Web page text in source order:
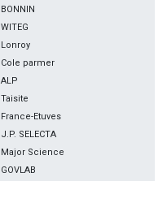
BONNIN
WITEG
Lonroy
Cole parmer
ALP
Taisite
France-Etuves
J.P. SELECTA
Major Science
GOVLAB